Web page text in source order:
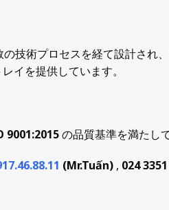
の技術プロセスを経て設計され
イを提供しています。
9001:2015の品質基準を満たし
(Mr.Tuấn) , 024